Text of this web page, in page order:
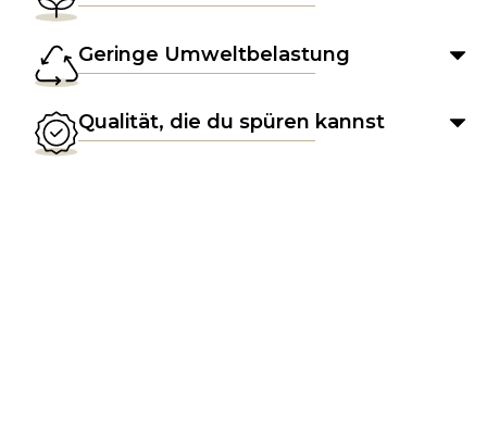
Geringe Umweltbelastung
Qualität, die du spüren kannst